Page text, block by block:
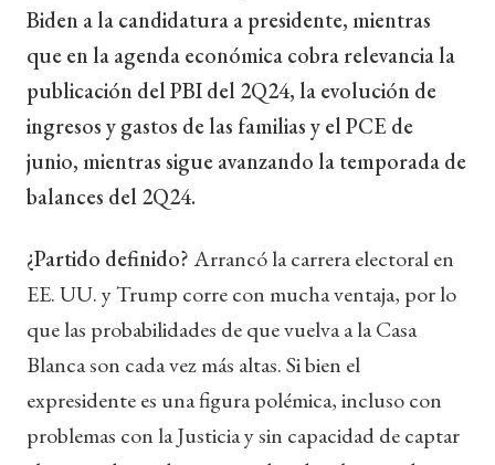
Biden a la candidatura a presidente, mientras
que en la agenda económica cobra relevancia la
publicación del PBI del 2Q24, la evolución de
ingresos y gastos de las familias y el PCE de
junio, mientras sigue avanzando la temporada de
balances del 2Q24.
¿Partido definido?Arrancó la carrera electoral en
EE. UU. y Trump corre con mucha ventaja, por lo
que las probabilidades de que vuelva a la Casa
Blanca son cada vez más altas. Si bien el
expresidente es una figura polémica, incluso con
problemas con la Justicia y sin capacidad de captar